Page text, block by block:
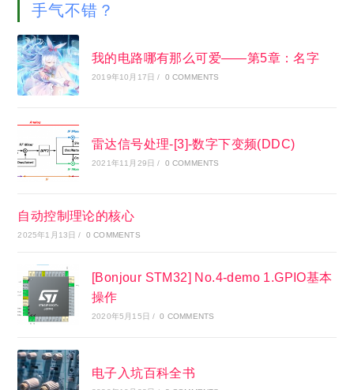
手气不错？
我的电路哪有那么可爱——第5章：名字
2019年10月17日 / 0 COMMENTS
雷达信号处理-[3]-数字下变频(DDC)
2021年11月29日 / 0 COMMENTS
自动控制理论的核心
2025年1月13日 / 0 COMMENTS
[Bonjour STM32] No.4-demo 1.GPIO基本
操作
2020年5月15日 / 0 COMMENTS
电子入坑百科全书